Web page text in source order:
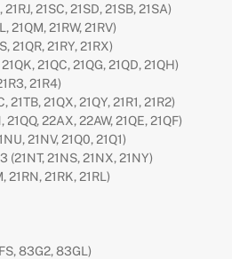
21SC, 21SD, 21SB, 21SA)
21QM, 21RW, 21RV)
21QR, 21RY, 21RX)
21QC, 21QG, 21QD, 21QH)
21R4)
21QX, 21QY, 21R1, 21R2)
22AX, 22AW, 21QE, 21QF)
21NV, 21Q0, 21Q1)
(21NT, 21NS, 21NX, 21NY)
21RN, 21RK, 21RL)
83G2, 83GL)